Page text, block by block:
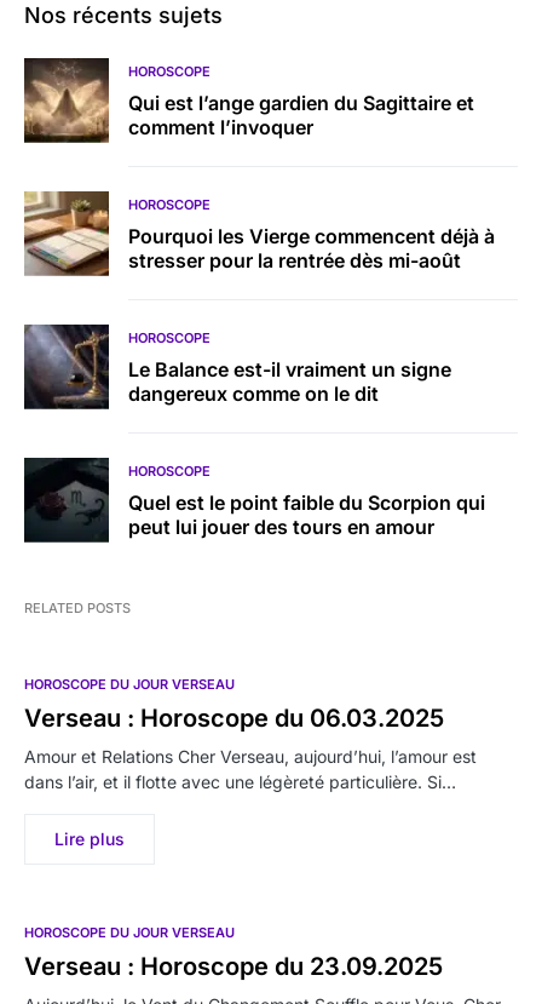
Nos récents sujets
HOROSCOPE
Qui est l’ange gardien du Sagittaire et
comment l’invoquer
HOROSCOPE
Pourquoi les Vierge commencent déjà à
stresser pour la rentrée dès mi-août
HOROSCOPE
Le Balance est-il vraiment un signe
dangereux comme on le dit
HOROSCOPE
Quel est le point faible du Scorpion qui
peut lui jouer des tours en amour
RELATED POSTS
HOROSCOPE DU JOUR VERSEAU
Verseau : Horoscope du 06.03.2025
Amour et Relations Cher Verseau, aujourd’hui, l’amour est
dans l’air, et il flotte avec une légèreté particulière. Si…
Lire plus
HOROSCOPE DU JOUR VERSEAU
Verseau : Horoscope du 23.09.2025